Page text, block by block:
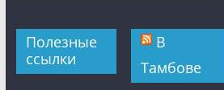
Полезные
ссылки
В
Тамбове